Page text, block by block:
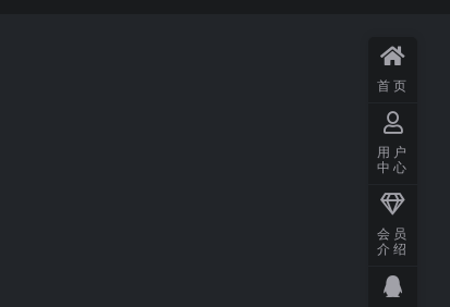
首页
用户
中心
会员
介绍